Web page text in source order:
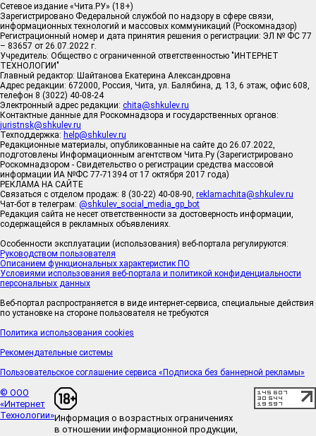
Сетевое издание «Чита.РУ» (18+)
Зарегистрировано Федеральной службой по надзору в сфере связи,
информационных технологий и массовых коммуникаций (Роскомнадзор)
Регистрационный номер и дата принятия решения о регистрации: ЭЛ № ФС 77
– 83657 от 26.07.2022 г.
Учредитель: Общество с ограниченной ответственностью "ИНТЕРНЕТ
ТЕХНОЛОГИИ"
Главный редактор: Шайтанова Екатерина Александровна
Адрес редакции: 672000, Россия, Чита, ул. Балябина, д. 13, 6 этаж, офис 608,
телефон 8 (3022) 40-08-24
Электронный адрес редакции: chita@shkulev.ru
Контактные данные для Роскомнадзора и государственных органов:
juristnsk@shkulev.ru
Техподдержка: help@shkulev.ru
Редакционные материалы, опубликованные на сайте до 26.07.2022,
подготовлены Информационным агентством Чита.Ру (Зарегистрировано
Роскомнадзором - Свидетельство о регистрации средства массовой
информации ИА №ФС 77-71394 от 17 октября 2017 года)
РЕКЛАМА НА САЙТЕ
Связаться с отделом продаж: 8 (30-22) 40-08-90, reklamachita@shkulev.ru
Чат-бот в телеграм: @shkulev_social_media_gp_bot
Редакция сайта не несет ответственности за достоверность информации,
содержащейся в рекламных объявлениях.
Особенности эксплуатации (использования) веб-портала регулируются:
Руководством пользователя
Описанием функциональных характеристик ПО
Условиями использования веб-портала и политикой конфиденциальности
персональных данных
Веб-портал распространяется в виде интернет-сервиса, специальные действия
по установке на стороне пользователя не требуются
Политика использования cookies
Рекомендательные системы
Пользовательское соглашение сервиса «Подписка без баннерной рекламы»
© ООО
«Интернет
Технологии»Информация о возрастных ограничениях
в отношении информационной продукции,